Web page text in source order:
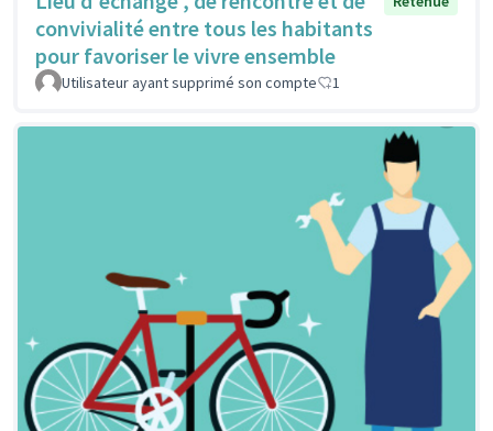
convivialité entre tous les habitants
pour favoriser le vivre ensemble
Utilisateur ayant supprimé son compte 1